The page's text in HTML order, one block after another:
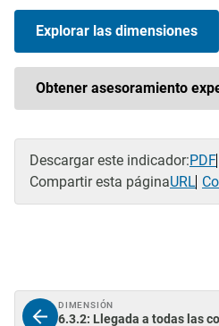
Explorar las dimensiones
Obtener asesoramiento
Descargar este indicador:PDF
Compartir esta páginaURL
DIMENSIÓN
6.3.2: Llegada a todas las